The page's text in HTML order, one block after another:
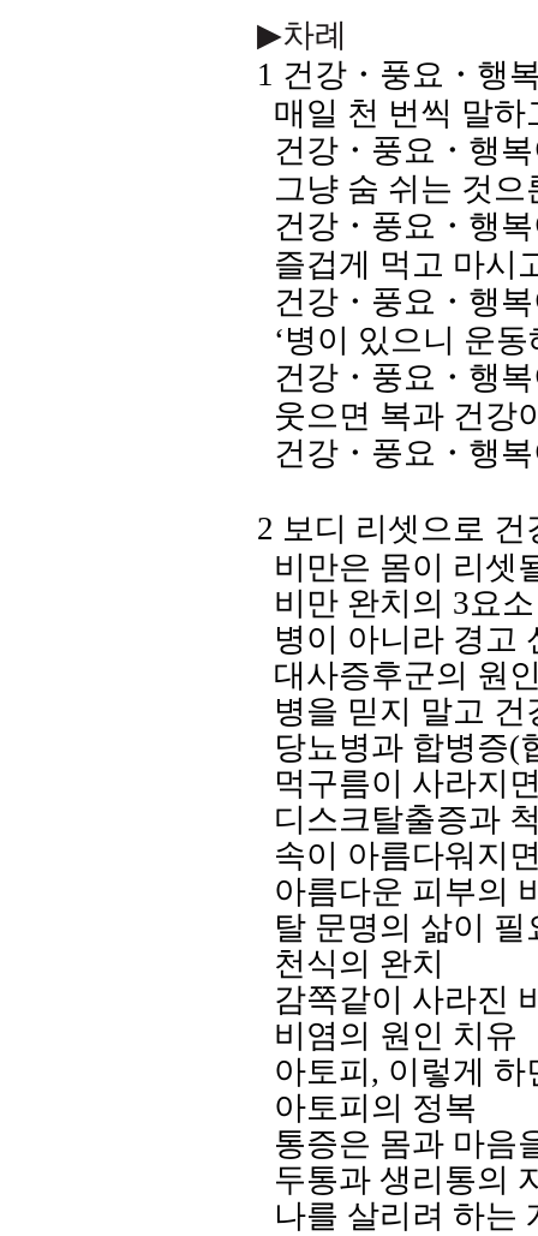
▶차례
1 건강・ 풍요 ・ 행
매일 천 번씩 말하
건강 ・ 풍요 ・ 행
그냥 숨 쉬는 것으
건강 ・ 풍요 ・ 행
즐겁게 먹고 마시
건강 ・ 풍요 ・ 행
‘병이 있으니 운
건강 ・ 풍요 ・ 행
웃으면 복과 건강
건강 ・ 풍요 ・ 행
2 보디 리셋으로
비만은 몸이 리셋
비만 완치의 3요소
병이 아니라 경고
대사증후군의 원
병을 믿지 말고
당뇨병과 합병증(
먹구름이 사라지
디스크탈출증과
속이 아름다워지
아름다운 피부의
탈 문명의 삶이 필
천식의 완치
감쪽같이 사라진
비염의 원인 치유
아토피 , 이렇게 하
아토피의 정복
통증은 몸과 마음
두통과 생리통의
나를 살리려 하는